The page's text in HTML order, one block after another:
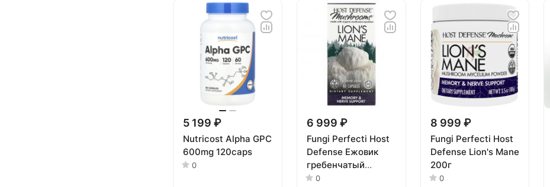
5 199 ₽
Nutricost Alpha GPC
600mg 120caps
0
6 999 ₽
Fungi Perfecti Host
Defense Ежовик
гребенчатый
60caps
0
8 999 ₽
Fungi Perfecti Host
Defense Lion's Mane
200г
0